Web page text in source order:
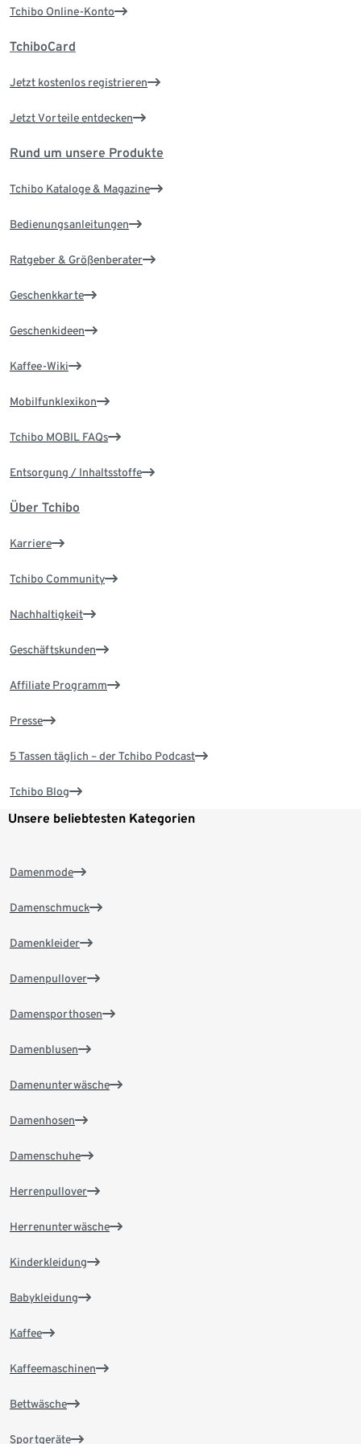
Tchibo Online-Konto
TchiboCard
Jetzt kostenlos registrieren
Jetzt Vorteile entdecken
Rund um unsere Produkte
Tchibo Kataloge & Magazine
Bedienungsanleitungen
Ratgeber & Größenberater
Geschenkkarte
Geschenkideen
Kaffee-Wiki
Mobilfunklexikon
Tchibo MOBIL FAQs
Entsorgung / Inhaltsstoffe
Über Tchibo
Karriere
Tchibo Community
Nachhaltigkeit
Geschäftskunden
Affiliate Programm
Presse
5 Tassen täglich – der Tchibo Podcast
Tchibo Blog
Unsere beliebtesten Kategorien
Damenmode
Damenschmuck
Damenkleider
Damenpullover
Damensporthosen
Damenblusen
Damenunterwäsche
Damenhosen
Damenschuhe
Herrenpullover
Herrenunterwäsche
Kinderkleidung
Babykleidung
Kaffee
Kaffeemaschinen
Bettwäsche
Sportgeräte